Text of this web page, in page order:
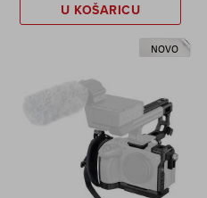
U KOŠARICU
NOVO